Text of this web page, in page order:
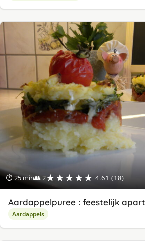
⏱ 25 min👥 2★★★★★ 4.61 (18)
Aardappelpuree : feestelijk apart
Aardappels